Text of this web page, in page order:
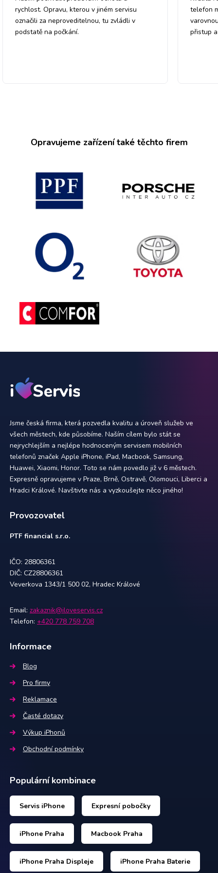
rychlost. Opravu, kterou v jiném servisu
označili za neproveditelnou, tu zvládli v
podstatě na počkání.
telefon
přistup
Opravujeme zařízení také těchto firem
Jsme česká firma, která pozvedla kvalitu a úroveň služeb ve
všech městech, kde působíme. Naším cílem bylo stát se
nejrychlejším a nejlépe hodnoceným servisem mobilních
telefonů značek Apple iPhone, iPad, Macbook, Samsung,
Huawei, Xiaomi, Honor. Toto se nám povedlo již v 6 městech.
Expresně opravujeme v Praze, Brně, Ostravě, Olomouci, Liberci a
Hradci Králové. Navštivte nás a vyzkoušejte něco jiného!
Provozovatel
PTF financial s.r.o.
IČO: 28806361
DIČ: CZ28806361
Veverkova 1343/1 500 02, Hradec Králové
Email: zakaznik@iloveservis.cz
Telefon: +420 778 759 708
Informace
Blog
Pro firmy
Reklamace
Časté dotazy
Výkup iPhonů
Obchodní podmínky
Populární kombinace
Servis iPhone Expresní pobočky
iPhone Praha Macbook Praha
iPhone Praha Displeje iPhone Praha Baterie